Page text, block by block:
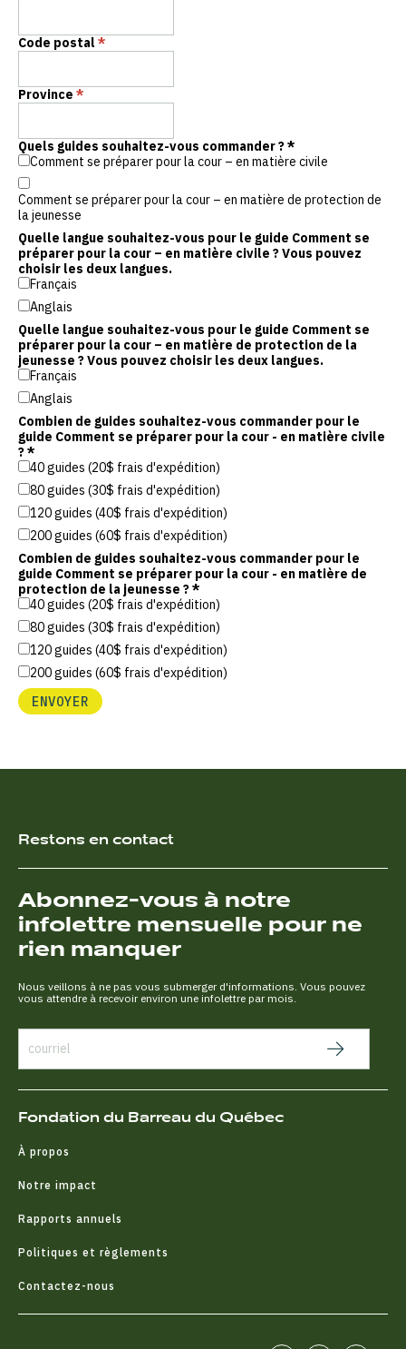
Code postal*
Province *
Quels guides souhaitez-vous commander ?*
Comment se préparer pour la cour – en matière civile
Comment se préparer pour la cour – en matière de protection de
la jeunesse
Quelle langue souhaitez-vous pour le guide Comment se
préparer pour la cour – en matière civile ? Vous pouvez
choisir les deux langues.
Français
Anglais
Quelle langue souhaitez-vous pour le guide Comment se
préparer pour la cour – en matière de protection de la
jeunesse ? Vous pouvez choisir les deux langues.
Français
Anglais
Combien de guides souhaitez-vous commander pour le
guide Comment se préparer pour la cour - en matière civile
?*
40 guides (20$ frais d'expédition)
80 guides (30$ frais d'expédition)
120 guides (40$ frais d'expédition)
200 guides (60$ frais d'expédition)
Combien de guides souhaitez-vous commander pour le
guide Comment se préparer pour la cour - en matière de
protection de la jeunesse ?*
40 guides (20$ frais d'expédition)
80 guides (30$ frais d'expédition)
120 guides (40$ frais d'expédition)
200 guides (60$ frais d'expédition)
ENVOYER
Restons en contact
Abonnez-vous à notre
infolettre mensuelle pour ne
rien manquer
Nous veillons à ne pas vous submerger d'informations. Vous pouvez
vous attendre à recevoir environ une infolettre par mois.
Fondation du Barreau du Québec
À propos
Notre impact
Rapports annuels
Politiques et règlements
Contactez-nous